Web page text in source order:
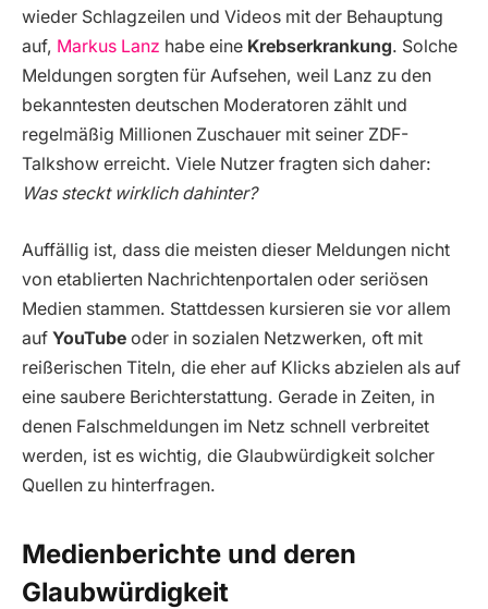
wieder Schlagzeilen und Videos mit der Behauptung
auf, Markus Lanz habe eine Krebserkrankung. Solche
Meldungen sorgten für Aufsehen, weil Lanz zu den
bekanntesten deutschen Moderatoren zählt und
regelmäßig Millionen Zuschauer mit seiner ZDF-
Talkshow erreicht. Viele Nutzer fragten sich daher:
Was steckt wirklich dahinter?
Auffällig ist, dass die meisten dieser Meldungen nicht
von etablierten Nachrichtenportalen oder seriösen
Medien stammen. Stattdessen kursieren sie vor allem
auf YouTube oder in sozialen Netzwerken, oft mit
reißerischen Titeln, die eher auf Klicks abzielen als auf
eine saubere Berichterstattung. Gerade in Zeiten, in
denen Falschmeldungen im Netz schnell verbreitet
werden, ist es wichtig, die Glaubwürdigkeit solcher
Quellen zu hinterfragen.
Medienberichte und deren
Glaubwürdigkeit